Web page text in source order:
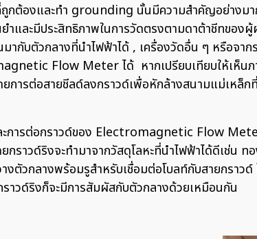
กต้องและทำ grounding นั้นมีความสำคัญอย่างม
ำและมีประสิทธิภาพในการวัดตรงตามดาต้าชีทข
มากับตัวกลางที่นำไฟฟ้าได้ , เครื่องวัดอื่น ๆ หรือจ
Flow Meter ได้ หากเปรียบเทียบให้เห็
การต่อสายชีลด์ลงกราวด์เพื่อหักล้างสนามแม่เห
การต่อกราวด์ของ Electromagnetic Flow
กราวด์ริงจะทำมาจากวัสดุโลหะที่นำไฟฟ้าได้ดีเช่
างตัวกลางพร้อมรูสำหรับเชื่อมต่อโบลท์กับสายกรา
าวด์ริงก็จะมีการสัมผัสกับตัวกลางด้วยเหมือนกัน